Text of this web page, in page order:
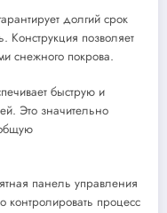
долгий срок
Конструкция позволяет
снежного покрова.
быструю и
Это значительно
панель управления
контролировать процесс